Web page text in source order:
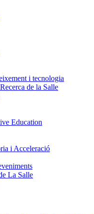
i tecnologia
de la Salle
Education
i Acceleració
La Salle